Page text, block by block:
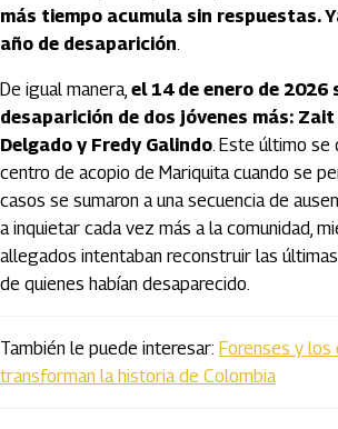
más tiempo acumula sin respuestas.
año de desaparición.
De igual manera, el 14 de enero de
desaparición de dos jóvenes más:
Delgado y Fredy Galindo. Este último se
centro de acopio de Mariquita cuando se
casos se sumaron a una secuencia de
a inquietar cada vez más a la comunidad,
allegados intentaban reconstruir las
de quienes habían desaparecido.
También le puede interesar: Forenses y los
transforman la historia de Colombia